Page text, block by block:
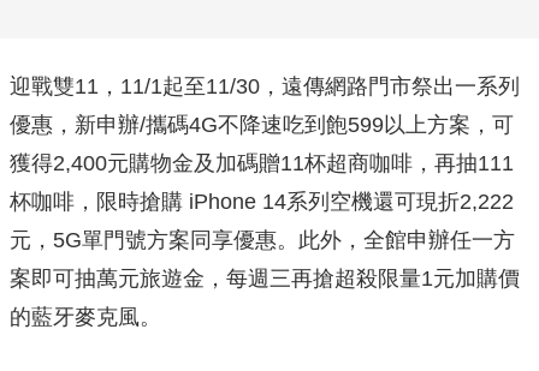
迎戰雙11，11/1起至11/30， 遠傳網路門市祭出一系列
優惠，新申辦/攜碼4G不降速吃到飽599以上方案，可
獲得2,400元購物金及加碼贈11杯超商咖啡，再抽111
杯咖啡，限時搶購 iPhone 14系列空機還可現折2,222
元，5G單門號方案同享優惠。此外，全館申辦任一方
案即可抽萬元旅遊金，每週三再搶超殺限量1元加購價
的藍牙麥克風。